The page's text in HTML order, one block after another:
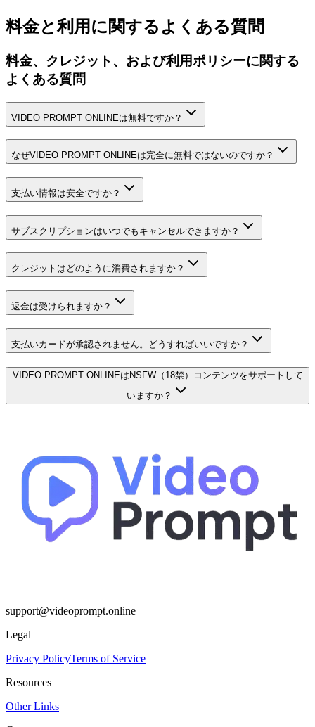
料金と利用に関するよくある質問
料金、クレジット、および利用ポリシーに関する
よくある質問
VIDEO PROMPT ONLINEは無料ですか？
なぜVIDEO PROMPT ONLINEは完全に無料ではないのですか？
支払い情報は安全ですか？
サブスクリプションはいつでもキャンセルできますか？
クレジットはどのように消費されますか？
返金は受けられますか？
支払いカードが承認されません。どうすればいいですか？
VIDEO PROMPT ONLINEはNSFW（18禁）コンテンツをサポートして
いますか？
support@videoprompt.online
Legal
Privacy PolicyTerms of Service
Resources
Other Links